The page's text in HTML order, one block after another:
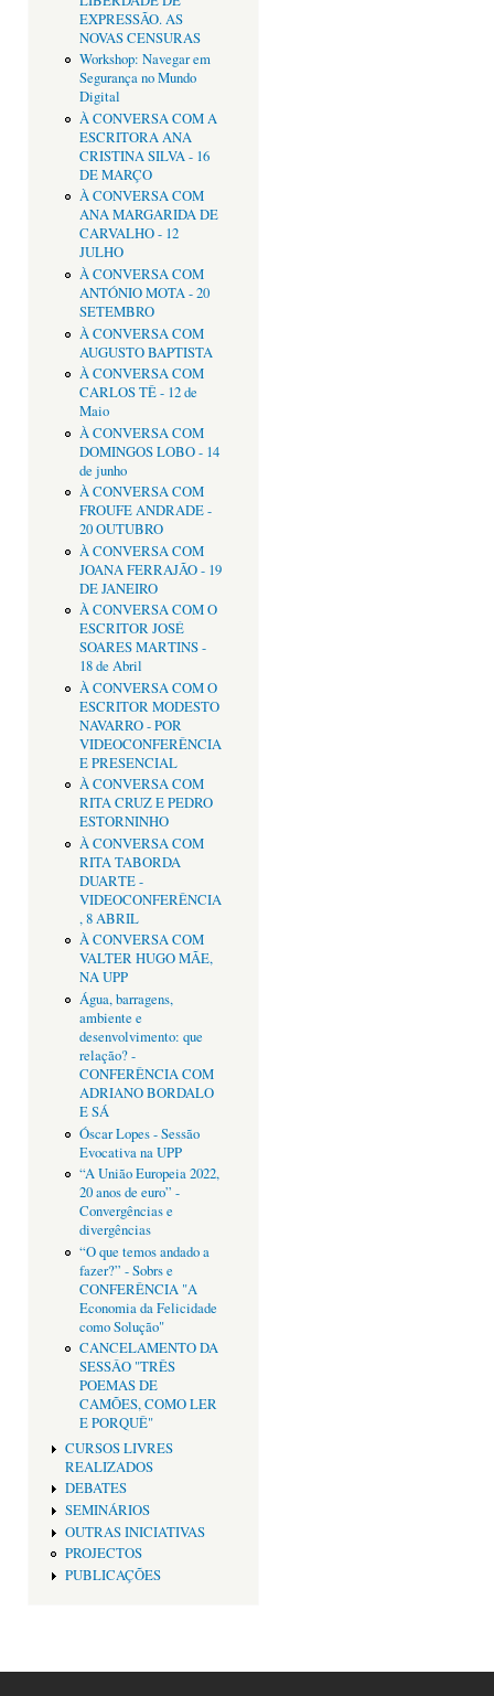
EXPRESSÃO. AS
NOVAS CENSURAS
Workshop: Navegar em
Segurança no Mundo
Digital
À CONVERSA COM A
ESCRITORA ANA
CRISTINA SILVA - 16
DE MARÇO
À CONVERSA COM
ANA MARGARIDA DE
CARVALHO - 12
JULHO
À CONVERSA COM
ANTÓNIO MOTA - 20
SETEMBRO
À CONVERSA COM
AUGUSTO BAPTISTA
À CONVERSA COM
CARLOS TÊ - 12 de
Maio
À CONVERSA COM
DOMINGOS LOBO - 14
de junho
À CONVERSA COM
FROUFE ANDRADE -
20 OUTUBRO
À CONVERSA COM
JOANA FERRAJÃO - 19
DE JANEIRO
À CONVERSA COM O
ESCRITOR JOSÉ
SOARES MARTINS -
18 de Abril
À CONVERSA COM O
ESCRITOR MODESTO
NAVARRO - POR
VIDEOCONFERÊNCIA
E PRESENCIAL
À CONVERSA COM
RITA CRUZ E PEDRO
ESTORNINHO
À CONVERSA COM
RITA TABORDA
DUARTE -
VIDEOCONFERÊNCIA
, 8 ABRIL
À CONVERSA COM
VALTER HUGO MÃE,
NA UPP
Água, barragens,
ambiente e
desenvolvimento: que
relação? -
CONFERÊNCIA COM
ADRIANO BORDALO
E SÁ
Óscar Lopes - Sessão
Evocativa na UPP
“A União Europeia 2022,
20 anos de euro” -
Convergências e
divergências
“O que temos andado a
fazer?” - Sobrs e
CONFERÊNCIA "A
Economia da Felicidade
como Solução"
CANCELAMENTO DA
SESSÂO "TRÊS
POEMAS DE
CAMÕES, COMO LER
E PORQUÊ"
CURSOS LIVRES
REALIZADOS
DEBATES
SEMINÁRIOS
OUTRAS INICIATIVAS
PROJECTOS
PUBLICAÇÕES